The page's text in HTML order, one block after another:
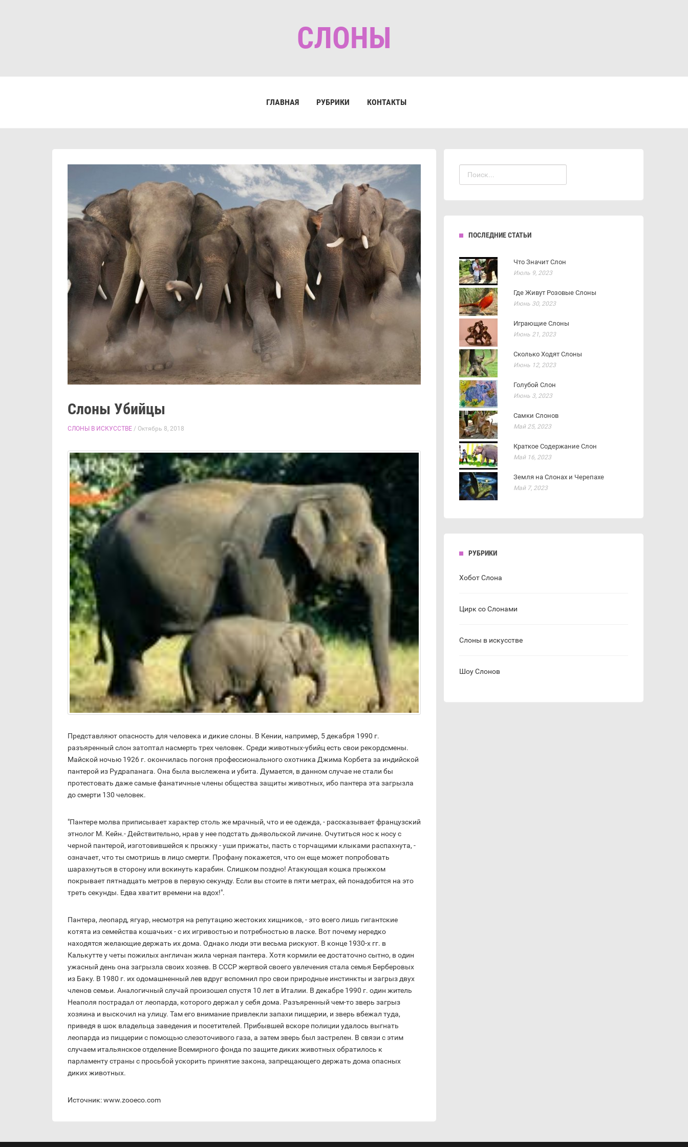
СЛОНЫ
ГЛАВНАЯ РУБРИКИ КОНТАКТЫ
Слоны Убийцы
СЛОНЫ В ИСКУССТВЕ / Октябрь 8, 2018
Представляют опасность для человека и дикие слоны. В Кении, например, 5 декабря 1990 г.
разъяренный слон затоптал насмерть трех человек. Среди животных-убийц есть свои рекордсмены.
Майской ночью 1926 г. окончилась погоня профессионального охотника Джима Корбета за индийской
пантерой из Рудрапанага. Она была выслежена и убита. Думается, в данном случае не стали бы
протестовать даже самые фанатичные члены общества защиты животных, ибо пантера эта загрызла
до смерти 130 человек.
"Пантере молва приписывает характер столь же мрачный, что и ее одежда, - рассказывает французский
этнолог М. Кейн.- Действительно, нрав у нее подстать дьявольской личине. Очутиться нос к носу с
черной пантерой, изготовившейся к прыжку - уши прижаты, пасть с торчащими клыками распахнута, -
означает, что ты смотришь в лицо смерти. Профану покажется, что он еще может попробовать
шарахнуться в сторону или вскинуть карабин. Слишком поздно! Атакующая кошка прыжком
покрывает пятнадцать метров в первую секунду. Если вы стоите в пяти метрах, ей понадобится на это
треть секунды. Едва хватит времени на вдох!".
Пантера, леопард, ягуар, несмотря на репутацию жестоких хищников, - это всего лишь гигантские
котята из семейства кошачьих - с их игривостью и потребностью в ласке. Вот почему нередко
находятся желающие держать их дома. Однако люди эти весьма рискуют. В конце 1930-х гг. в
Калькутте у четы пожилых англичан жила черная пантера. Хотя кормили ее достаточно сытно, в один
ужасный день она загрызла своих хозяев. В СССР жертвой своего увлечения стала семья Берберовых
из Баку. В 1980 г. их одомашненный лев вдруг вспомнил про свои природные инстинкты и загрыз двух
членов семьи. Аналогичный случай произошел спустя 10 лет в Италии. В декабре 1990 г. один житель
Неаполя пострадал от леопарда, которого держал у себя дома. Разъяренный чем-то зверь загрыз
хозяина и выскочил на улицу. Там его внимание привлекли запахи пиццерии, и зверь вбежал туда,
приведя в шок владельца заведения и посетителей. Прибывшей вскоре полиции удалось выгнать
леопарда из пиццерии с помощью слезоточивого газа, а затем зверь был застрелен. В связи с этим
случаем итальянское отделение Всемирного фонда по защите диких животных обратилось к
парламенту страны с просьбой ускорить принятие закона, запрещающего держать дома опасных
диких животных.
Источник: www.zooeco.com
ПОСЛЕДНИЕ СТАТЬИ
Что Значит Слон
Июль 9, 2023
Где Живут Розовые Слоны
Июнь 30, 2023
Играющие Слоны
Июнь 21, 2023
Сколько Ходят Слоны
Июнь 12, 2023
Голубой Слон
Июнь 3, 2023
Самки Слонов
Май 25, 2023
Краткое Содержание Слон
Май 16, 2023
Земля на Слонах и Черепахе
Май 7, 2023
РУБРИКИ
Хобот Слона
Цирк со Слонами
Слоны в искусстве
Шоу Слонов